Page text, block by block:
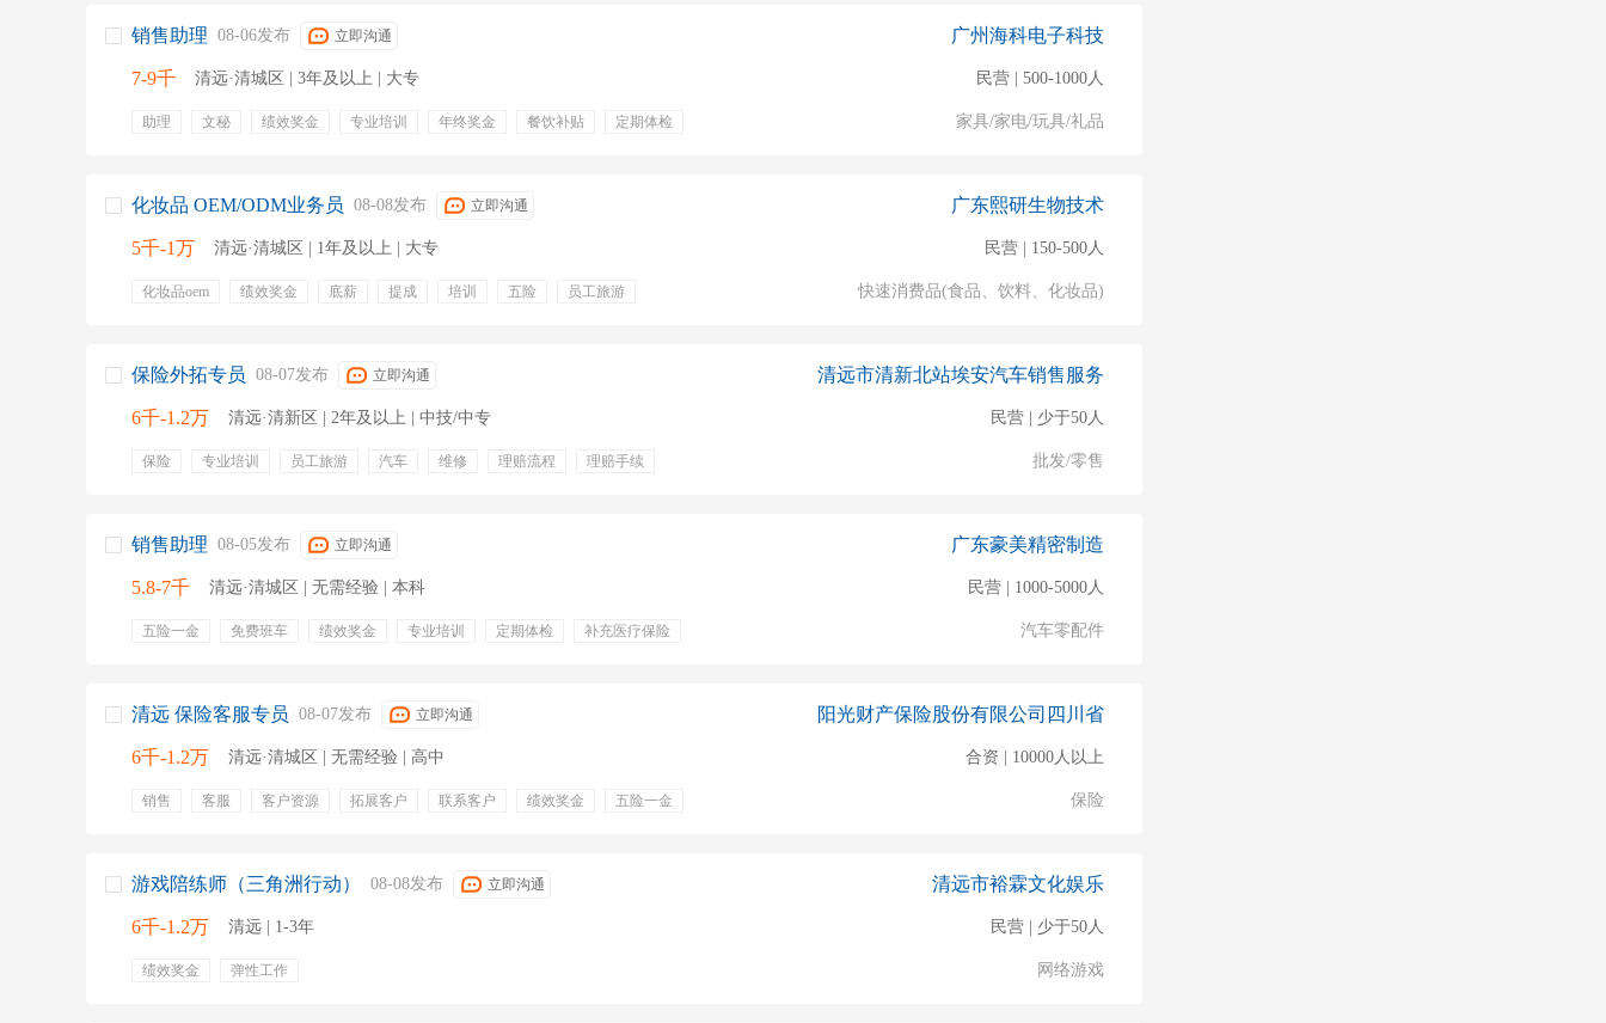
开拓市场
商务洽谈 拉链
销售助理 08-06发布 立即沟通
7-9千 清远·清城区 | 3年及以上 | 大专
助理 文秘 绩效奖金 专业培训 年终奖金 餐饮补贴
定期体检
广州海科电子科技
民营 | 500-1000人
家具/家电/玩具/礼品
化妆品 OEM/ODM业务员 08-08发布 立即沟通
5千-1万 清远·清城区 | 1年及以上 | 大专
化妆品oem 绩效奖金 底薪 提成 培训 五险
员工旅游
广东熙研生物技术
民营 | 150-500人
快速消费品(食品、饮料、化妆品)
保险外拓专员 08-07发布 立即沟通
6千-1.2万 清远·清新区 | 2年及以上 | 中技/中专
保险 专业培训 员工旅游 汽车 维修 理赔流程 理赔手续
清远市清新北站埃安汽车销售服务
民营 | 少于50人
批发/零售
销售助理 08-05发布 立即沟通
5.8-7千 清远·清城区 | 无需经验 | 本科
五险一金 免费班车 绩效奖金 专业培训 定期体检
补充医疗保险
广东豪美精密制造
民营 | 1000-5000人
汽车零配件
清远 保险客服专员 08-07发布 立即沟通
6千-1.2万 清远·清城区 | 无需经验 | 高中
销售 客服 客户资源 拓展客户 联系客户 绩效奖金
五险一金
阳光财产保险股份有限公司四川省
合资 | 10000人以上
保险
游戏陪练师（三角洲行动） 08-08发布 立即沟通
6千-1.2万 清远 | 1-3年
绩效奖金 弹性工作
清远市裕霖文化娱乐
民营 | 少于50人
网络游戏